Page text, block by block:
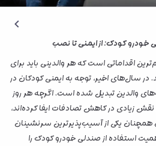
کودک: از ایمنی تا نصب
اقداماتی است که هر والدینی باید برای
سال‌های اخیر، توجه به ایمنی کودکان در
والدین تبدیل شده است. اگرچه هر روز
زیادی در کاهش تصادفات ایفا کرده‌اند،
همچنان یکی از آسیب‌پذیرترین سرنشینان
استفاده از صندلی خودرو کودک را